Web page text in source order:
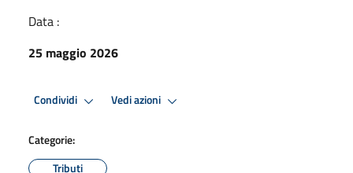
Data :
25 maggio 2026
Condividi Vedi azioni
Categorie:
Tributi